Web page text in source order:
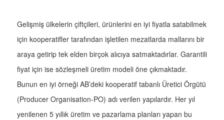
Gelişmiş ülkelerin çiftçileri, ürünlerini en iyi fiyatla satabilmek
için kooperatifler tarafından işletilen mezatlarda mallarını bir
araya getirip tek elden birçok alıcıya satmaktadırlar. Garantili
fiyat için ise sözleşmeli üretim modeli öne çıkmaktadır.
Bunun en iyi örneği AB’deki kooperatif tabanlı Üretici Örgütü
(Producer Organisation-PO) adı verilen yapılardır. Her yıl
yenilenen 5 yıllık üretim ve pazarlama planları yapan bu